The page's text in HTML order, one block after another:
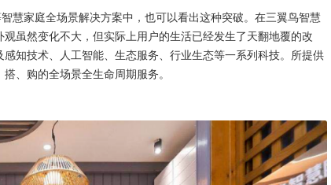
慧家庭全场景解决方案中，也可以看出这种突破。在三翼鸟智慧
虽然变化不大，但实际上用户的生活已经发生了天翻地覆的改
知技术、人工智能、生态服务、行业生态等一系列科技。所提供
、购的全场景全生命周期服务。